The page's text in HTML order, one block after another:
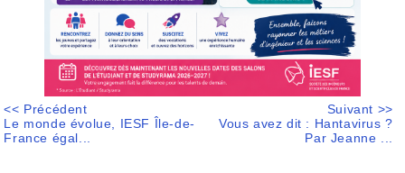
<< Précédent
Le monde évolue, IESF Île-de-
France égal...
Suivant >>
Vous avez dit : Hantavirus ?
Par Jeanne ...